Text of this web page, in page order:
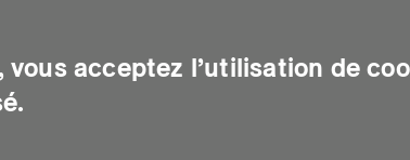
acceptez l’utilisation de
canton de Genève. Chaque jour, elle leur assure des
Elle traite les eaux usées, valorise les déchets et